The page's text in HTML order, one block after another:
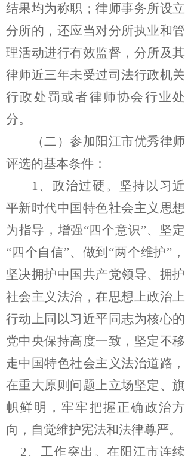
结果均为称职；律师事务所设立
分所的，还应当对分所执业和管
理活动进行有效监督，分所及其
律师近三年未受过司法行政机关
行政处罚或者律师协会行业处
分。
（二）参加阳江市优秀律师
评选的基本条件：
1、 政治过硬。坚持以习近
平新时代中国特色社会主义思想
为指导，增强“四个意识”、坚定
“四个自信”、做到“两个维护”，
坚决拥护中国共产党领导、拥护
社会主义法治，在思想上政治上
行动上同以习近平同志为核心的
党中央保持高度一致，坚定不移
走中国特色社会主义法治道路，
在重大原则问题上立场坚定、旗
帜鲜明，牢牢把握正确政治方
向，自觉维护宪法和法律尊严。
2、工作突出。在阳江市连续